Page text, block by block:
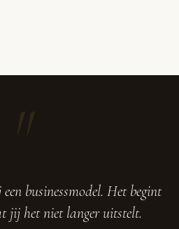
"
businessmodel. Het begint
jij het niet langer uitstelt.